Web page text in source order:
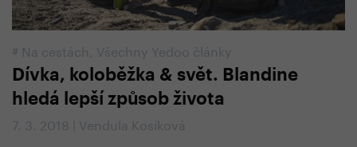
# Na cestách Všechny Yedoo články
Dívka, koloběžka & svět. Blandine
hledá lepší způsob života
7. 3. 2018 | Vendula Kosíková